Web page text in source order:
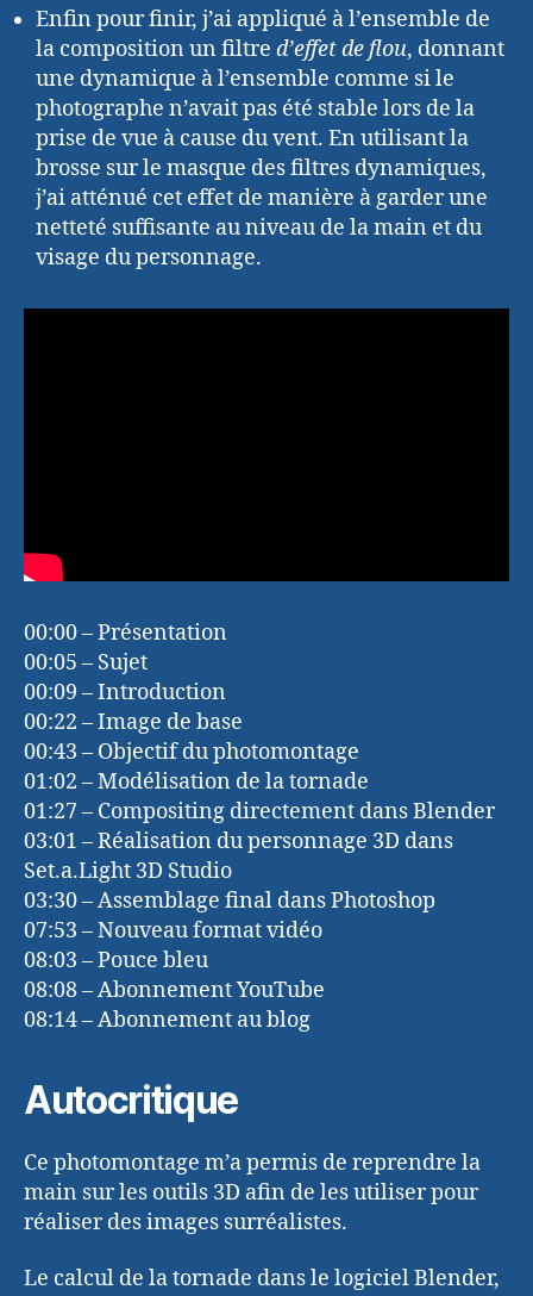
Enfin pour finir, j’ai appliqué à l’ensemble de
la composition un filtre d’effet de flou, donnant
une dynamique à l’ensemble comme si le
photographe n’avait pas été stable lors de la
prise de vue à cause du vent. En utilisant la
brosse sur le masque des filtres dynamiques,
j’ai atténué cet effet de manière à garder une
netteté suffisante au niveau de la main et du
visage du personnage.
00:00 – Présentation
00:05 – Sujet
00:09 – Introduction
00:22 – Image de base
00:43 – Objectif du photomontage
01:02 – Modélisation de la tornade
01:27 – Compositing directement dans Blender
03:01 – Réalisation du personnage 3D dans
Set.a.Light 3D Studio
03:30 – Assemblage final dans Photoshop
07:53 – Nouveau format vidéo
08:03 – Pouce bleu
08:08 – Abonnement YouTube
08:14 – Abonnement au blog
Autocritique
Ce photomontage m’a permis de reprendre la
main sur les outils 3D afin de les utiliser pour
réaliser des images surréalistes.
Le calcul de la tornade dans le logiciel Blender,